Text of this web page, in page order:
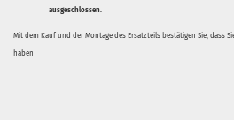
ausgeschlossen.
Mit dem Kauf und der Montage des Ersatzteils bestätigen Sie, dass
haben